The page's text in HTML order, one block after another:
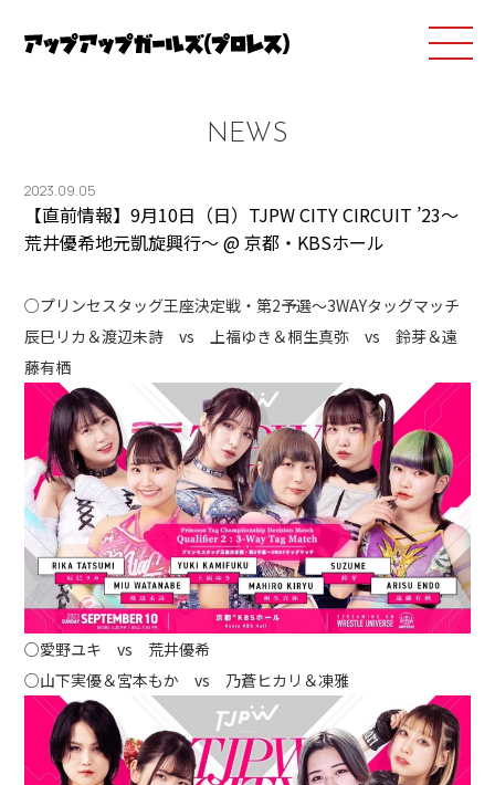
NEWS
2023.09.05
【直前情報】9月10日（日）TJPW CITY CIRCUIT ’23～
荒井優希地元凱旋興行～ @ 京都・KBSホール
○プリンセスタッグ王座決定戦・第2予選～3WAYタッグマッチ
辰巳リカ＆渡辺未詩 vs 上福ゆき＆桐生真弥 vs 鈴芽＆遠
藤有栖
○愛野ユキ vs 荒井優希
○山下実優＆宮本もか vs 乃蒼ヒカリ＆凍雅